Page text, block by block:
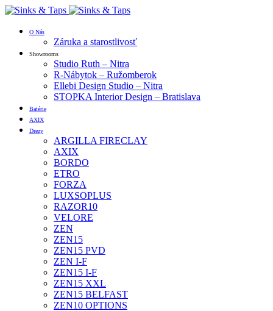
O Nás
Záruka a starostlivosť
Showrooms
Studio Ruth – Nitra
R-Nábytok – Ružomberok
Ellebi Design Studio – Nitra
STOPKA Interior Design – Bratislava
Batérie
AXIX
Drezy
ARGILLA FIRECLAY
AXIX
BORDO
ETRO
FORZA
LUXSOPLUS
RAZOR10
VELORE
ZEN
ZEN15
ZEN15 PVD
ZEN I-F
ZEN15 I-F
ZEN15 XXL
ZEN15 BELFAST
ZEN10 OPTIONS